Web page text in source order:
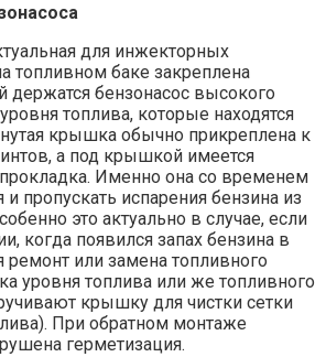
для инжекторных
топливном баке закреплена
держатся бензонасос высокого
топлива, которые находятся
крышка обычно прикреплена к
а под крышкой имеется
Именно она со временем
пропускать испарения бензина из
это актуально в случае, если
когда появился запах бензина в
ремонт или замена топливного
уровня топлива или же топливного
крышку для чистки сетки
При обратном монтаже
герметизация.